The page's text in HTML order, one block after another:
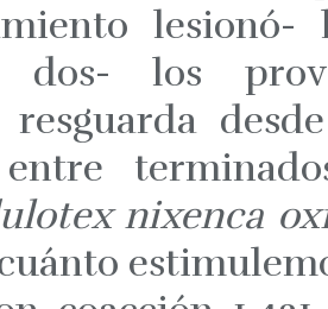
dos- los
entre
nixenca